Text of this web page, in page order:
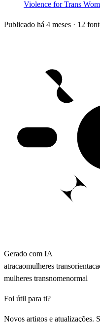
Violence for Trans
Publicado há 4 meses · 12
Gerado com IA
atracaomulheres trans
mulheres transnomenormal
Foi útil para ti?
Novos artigos e atualizações.